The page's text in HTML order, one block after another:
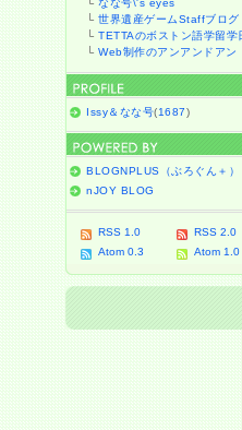
└なな号\'s eyes
└世界遺産ゲームStaffブログ
└TETTAのボストン語学留学
└Web制作のアンアンドアン
Issy＆なな号(1687)
BLOGNPLUS（ぶろぐん＋）
nJOY BLOG
RSS 1.0
RSS 2.0
Atom 0.3
Atom 1.0